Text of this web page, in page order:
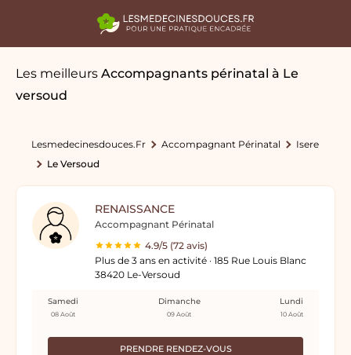
Les meilleurs Accompagnants périnatal à Le
versoud
Lesmedecinesdouces.fr Accompagnant Périnatal
Isere
Le Versoud
RENAISSANCE
Accompagnant Périnatal
4.9/5 (72 avis)
Plus de 3 ans en activité · 185 Rue Louis Blanc
38420 Le-Versoud
PRENDRE RENDEZ-VOUS
Samedi
08 Août
Dimanche
09 Août
Lundi
10 Août